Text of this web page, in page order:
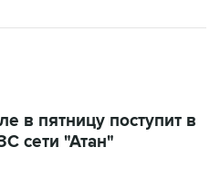
сети "Атан"